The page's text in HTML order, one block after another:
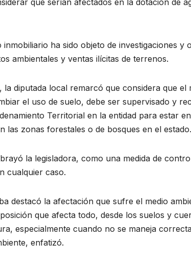
que serían afectados en la dotación de
inmobiliario ha sido objeto de investigaciones
ambientales y ventas ilícitas de terrenos.
la diputada local remarcó que considera que
el uso de suelo, debe ser supervisado y
Territorial en la entidad para estar
las zonas forestales o de bosques en el estado.
la legisladora, como una medida de
cualquier caso.
destacó la afectación que sufre el medio
que afecta todo, desde los suelos y
especialmente cuando no se maneja
enfatizó.